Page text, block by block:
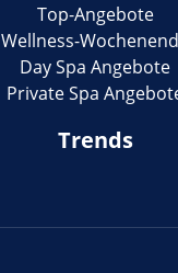
Top-Angebote
Wellness-
Day Spa Angebote
Private Spa
Trends